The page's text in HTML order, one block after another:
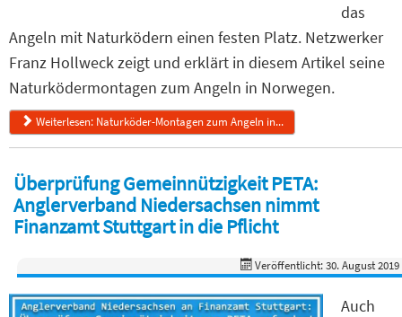
das
Angeln mit Naturködern einen festen Platz. Netzwerker
Franz Hollweck zeigt und erklärt in diesem Artikel seine
Naturködermontagen zum Angeln in Norwegen.
Weiterlesen: Naturköder-Montagen zum Angeln in...
Überprüfung Gemeinnützigkeit PETA:
Anglerverband Niedersachsen nimmt
Finanzamt Stuttgart in die Pflicht
Veröffentlicht: 30. August 2019
Auch